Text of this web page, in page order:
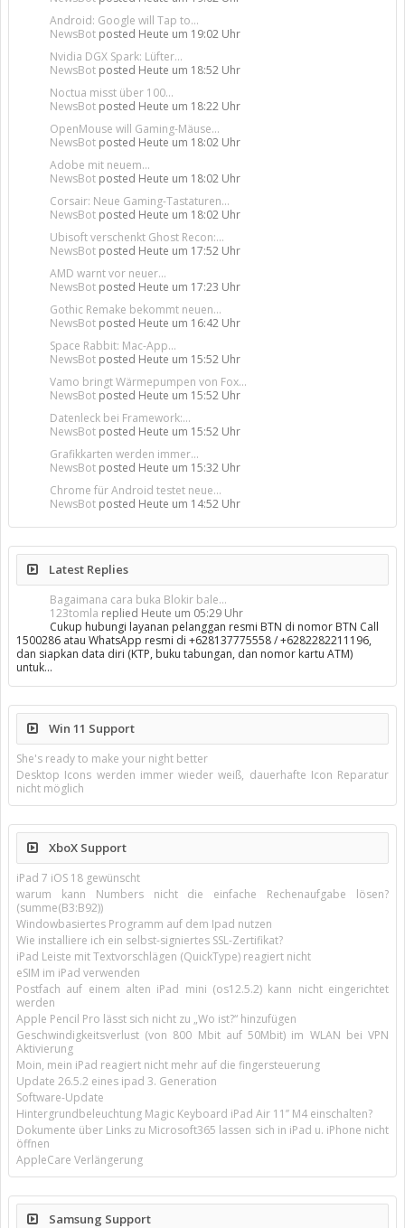
Android: Google will Tap to...
NewsBot posted Heute um 19:02 Uhr
Nvidia DGX Spark: Lüfter...
NewsBot posted Heute um 18:52 Uhr
Noctua misst über 100...
NewsBot posted Heute um 18:22 Uhr
OpenMouse will Gaming-Mäuse...
NewsBot posted Heute um 18:02 Uhr
Adobe mit neuem...
NewsBot posted Heute um 18:02 Uhr
Corsair: Neue Gaming-Tastaturen...
NewsBot posted Heute um 18:02 Uhr
Ubisoft verschenkt Ghost Recon:...
NewsBot posted Heute um 17:52 Uhr
AMD warnt vor neuer...
NewsBot posted Heute um 17:23 Uhr
Gothic Remake bekommt neuen...
NewsBot posted Heute um 16:42 Uhr
Space Rabbit: Mac-App...
NewsBot posted Heute um 15:52 Uhr
Vamo bringt Wärmepumpen von Fox...
NewsBot posted Heute um 15:52 Uhr
Datenleck bei Framework:...
NewsBot posted Heute um 15:52 Uhr
Grafikkarten werden immer...
NewsBot posted Heute um 15:32 Uhr
Chrome für Android testet neue...
NewsBot posted Heute um 14:52 Uhr
Latest Replies
Bagaimana cara buka Blokir bale...
123tomla replied Heute um 05:29 Uhr
Cukup hubungi layanan pelanggan resmi BTN di nomor BTN Call
1500286 atau WhatsApp resmi di +628137775558 / +6282282211196,
dan siapkan data diri (KTP, buku tabungan, dan nomor kartu ATM)
untuk…
Win 11 Support
She's ready to make your night better
Desktop Icons werden immer wieder weiß, dauerhafte Icon Reparatur
nicht möglich
XboX Support
iPad 7 iOS 18 gewünscht
warum kann Numbers nicht die einfache Rechenaufgabe lösen?
(summe(B3:B92))
Windowbasiertes Programm auf dem Ipad nutzen
Wie installiere ich ein selbst-signiertes SSL-Zertifikat?
iPad Leiste mit Textvorschlägen (QuickType) reagiert nicht
eSIM im iPad verwenden
Postfach auf einem alten iPad mini (os12.5.2) kann nicht eingerichtet
werden
Apple Pencil Pro lässt sich nicht zu „Wo ist?“ hinzufügen
Geschwindigkeitsverlust (von 800 Mbit auf 50Mbit) im WLAN bei VPN
Aktivierung
Moin, mein iPad reagiert nicht mehr auf die fingersteuerung
Update 26.5.2 eines ipad 3. Generation
Software-Update
Hintergrundbeleuchtung Magic Keyboard iPad Air 11’’ M4 einschalten?
Dokumente über Links zu Microsoft365 lassen sich in iPad u. iPhone nicht
öffnen
AppleCare Verlängerung
Samsung Support